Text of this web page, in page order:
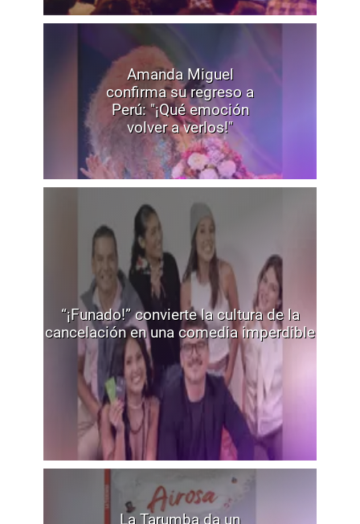
Amanda Miguel
confirma su regreso a
Perú: "¡Qué emoción
volver a verlos!"
“¡Funado!” convierte la cultura de la
cancelación en una comedia imperdible
La Tarumba da un